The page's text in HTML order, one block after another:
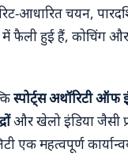
आधारित चयन,
में फैली हुई हैं, कोचिंग
स्पोर्ट्स अथॉरिटी ऑफ
और खेलो इंडिया जैसी
एक महत्वपूर्ण